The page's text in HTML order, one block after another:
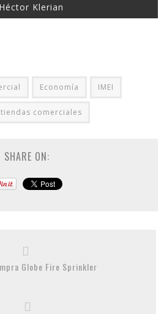
Klerian
Economía IMEI
tiendas comerciales
SHARE ON:
Globe Fire Sprinkler